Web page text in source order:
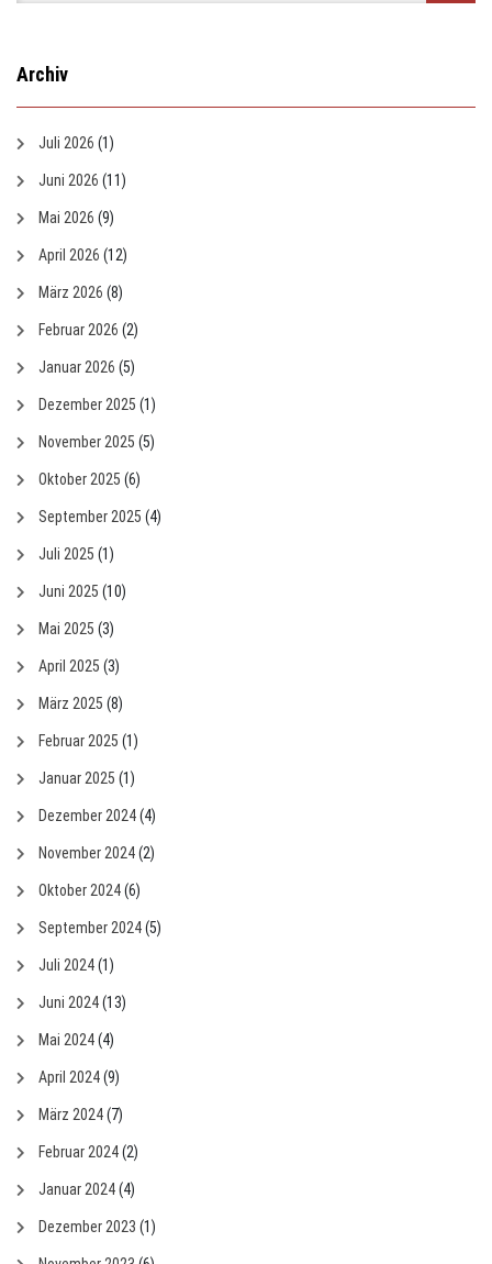
Archiv
Juli 2026 (1)
Juni 2026 (11)
Mai 2026 (9)
April 2026 (12)
März 2026 (8)
Februar 2026 (2)
Januar 2026 (5)
Dezember 2025 (1)
November 2025 (5)
Oktober 2025 (6)
September 2025 (4)
Juli 2025 (1)
Juni 2025 (10)
Mai 2025 (3)
April 2025 (3)
März 2025 (8)
Februar 2025 (1)
Januar 2025 (1)
Dezember 2024(4)
November 2024(2)
Oktober 2024(6)
September 2024(5)
Juli 2024(1)
Juni 2024(13)
Mai 2024(4)
April 2024(9)
März 2024(7)
Februar 2024(2)
Januar 2024(4)
Dezember 2023 (1)